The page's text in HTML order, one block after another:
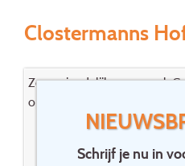
Schrijf je nu in
Clostermanns
Zeer vriendelijk personeel.
op 1ste verdieping vanaf 9
Gepost